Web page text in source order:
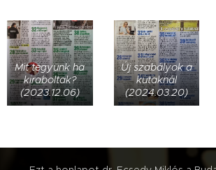
Mit tegyünk ha
kiraboltak?
(2023.12.06)
Új szabályok a
kutaknál
(2024.03.20)